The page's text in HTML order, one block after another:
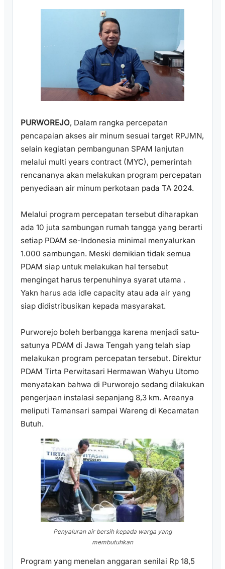
PURWOREJO, Dalam rangka percepatan
pencapaian akses air minum sesuai target RPJMN,
selain kegiatan pembangunan SPAM lanjutan
melalui multi years contract (MYC), pemerintah
rencananya akan melakukan program percepatan
penyediaan air minum perkotaan pada TA 2024.
Melalui program percepatan tersebut diharapkan
ada 10 juta sambungan rumah tangga yang berarti
setiap PDAM se-Indonesia minimal menyalurkan
1.000 sambungan. Meski demikian tidak semua
PDAM siap untuk melakukan hal tersebut
mengingat harus terpenuhinya syarat utama .
Yakn harus ada idle capacity atau ada air yang
siap didistribusikan kepada masyarakat.
Purworejo boleh berbangga karena menjadi satu-
satunya PDAM di Jawa Tengah yang telah siap
melakukan program percepatan tersebut. Direktur
PDAM Tirta Perwitasari Hermawan Wahyu Utomo
menyatakan bahwa di Purworejo sedang dilakukan
pengerjaan instalasi sepanjang 8,3 km. Areanya
meliputi Tamansari sampai Wareng di Kecamatan
Butuh.
Penyaluran air bersih kepada warga yang
membutuhkan
Program yang menelan anggaran senilai Rp 18,5